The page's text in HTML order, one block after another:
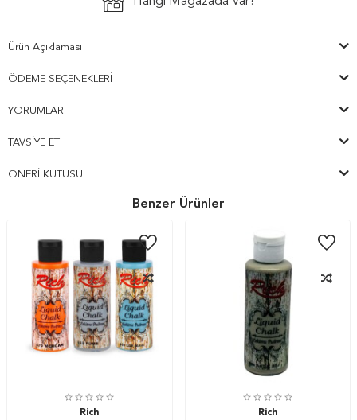
Ürün Açıklaması
ÖDEME SEÇENEKLERI
YORUMLAR
TAVSIYE ET
ÖNERI KUTUSU
Benzer Ürünler
Rich
Rich